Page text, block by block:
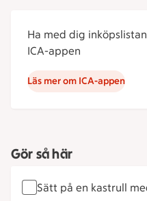
Ha med dig
ICA-appen
Läs mer om ICA-appen
Gör så här
Sätt på en kastrull